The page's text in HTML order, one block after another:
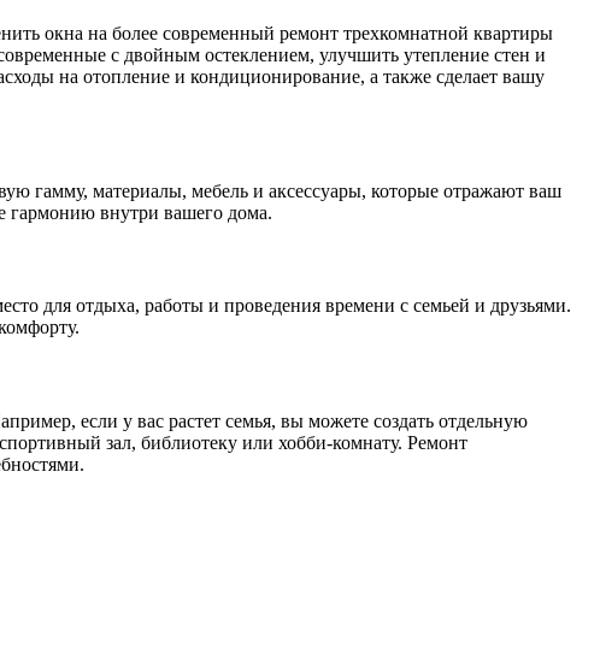
окна на более современный ремонт трехкомнатной квартиры
с двойным остеклением, улучшить утепление стен и
на отопление и кондиционирование, а также сделает вашу
гамму, материалы, мебель и аксессуары, которые отражают ваш
гармонию внутри вашего дома.
для отдыха, работы и проведения времени с семьей и друзьями.
если у вас растет семья, вы можете создать отдельную
зал, библиотеку или хобби-комнату. Ремонт